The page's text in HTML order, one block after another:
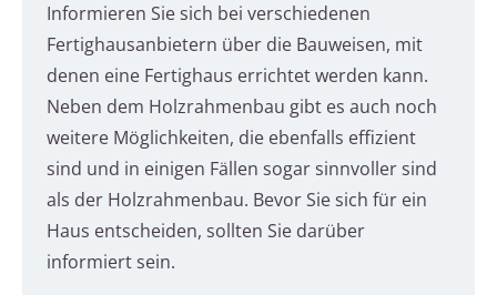
Informieren Sie sich bei verschiedenen
Fertighausanbietern über die Bauweisen, mit
denen eine Fertighaus errichtet werden kann.
Neben dem Holzrahmenbau gibt es auch noch
weitere Möglichkeiten, die ebenfalls effizient
sind und in einigen Fällen sogar sinnvoller sind
als der Holzrahmenbau. Bevor Sie sich für ein
Haus entscheiden, sollten Sie darüber
informiert sein.